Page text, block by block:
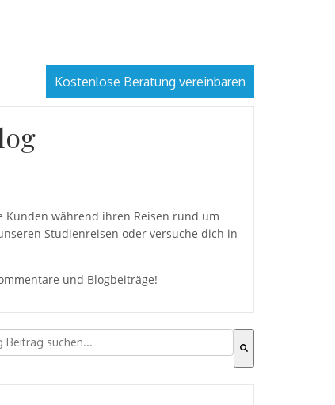
Kostenlose Beratung vereinbaren
Kunden während ihren Reisen rund um
Studienreisen oder versuche dich in
und Blogbeiträge!
ist ein Suchfeld mit einer automatischen